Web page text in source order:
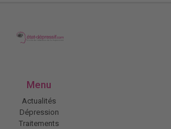
Menu
Actualités
Dépression
Traitements